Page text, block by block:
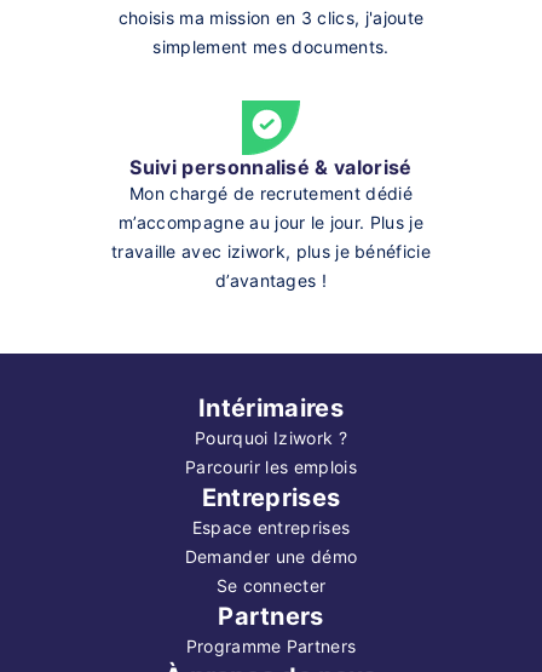
choisis ma mission en 3 clics, j'ajoute
simplement mes documents.
Suivi personnalisé & valorisé
Mon chargé de recrutement dédié
m’accompagne au jour le jour. Plus je
travaille avec iziwork, plus je bénéficie
d’avantages !
Intérimaires
Pourquoi Iziwork ?
Parcourir les emplois
Entreprises
Espace entreprises
Demander une démo
Se connecter
Partners
Programme Partners